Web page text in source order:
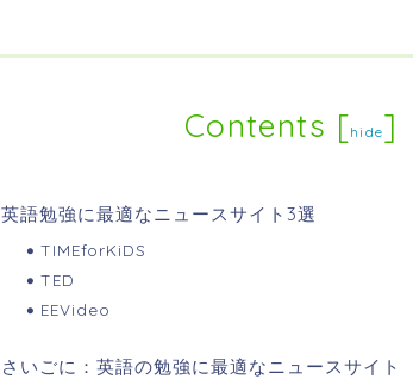
Contents [hide]
英語勉強に最適なニュースサイト3選
TIMEforKiDS
TED
EEVideo
さいごに：英語の勉強に最適なニュースサイト